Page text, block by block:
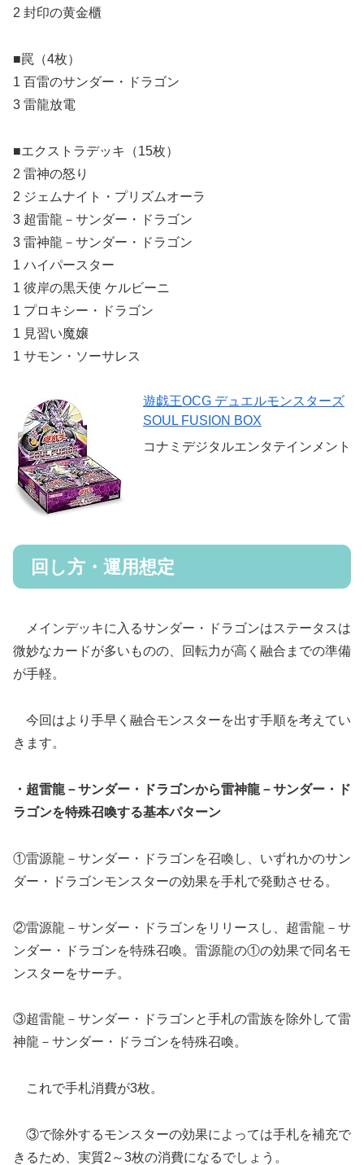
2 封印の黄金櫃
■罠（4枚）
1 百雷のサンダー・ドラゴン
3 雷龍放電
■エクストラデッキ（15枚）
2 雷神の怒り
2 ジェムナイト・プリズムオーラ
3 超雷龍－サンダー・ドラゴン
3 雷神龍－サンダー・ドラゴン
1 ハイパースター
1 彼岸の黒天使 ケルビーニ
1 プロキシー・ドラゴン
1 見習い魔嬢
1 サモン・ソーサレス
遊戯王OCG デュエルモンスターズ
SOUL FUSION BOX
コナミデジタルエンタテインメント
回し方・運用想定
メインデッキに入るサンダー・ドラゴンはステータスは
微妙なカードが多いものの、回転力が高く融合までの準備
が手軽。
今回はより手早く融合モンスターを出す手順を考えてい
きます。
・超雷龍－サンダー・ドラゴンから雷神龍－サンダー・ド
ラゴンを特殊召喚する基本パターン
①雷源龍－サンダー・ドラゴンを召喚し、いずれかのサン
ダー・ドラゴンモンスターの効果を手札で発動させる。
②雷源龍－サンダー・ドラゴンをリリースし、超雷龍－サ
ンダー・ドラゴンを特殊召喚。雷源龍の①の効果で同名モ
ンスターをサーチ。
③超雷龍－サンダー・ドラゴンと手札の雷族を除外して雷
神龍－サンダー・ドラゴンを特殊召喚。
これで手札消費が3枚。
③で除外するモンスターの効果によっては手札を補充で
きるため、実質2～3枚の消費になるでしょう。